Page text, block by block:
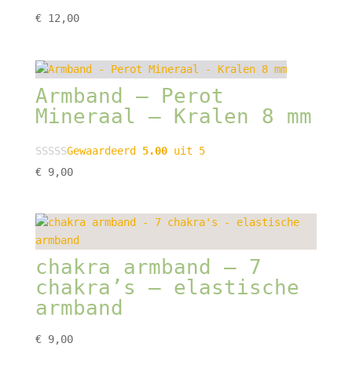
€12,00
Armband – Perot
Mineraal – Kralen 8 mm
Gewaardeerd 5.00uit 5
€9,00
chakra armband – 7
chakra’s – elastische
armband
€9,00